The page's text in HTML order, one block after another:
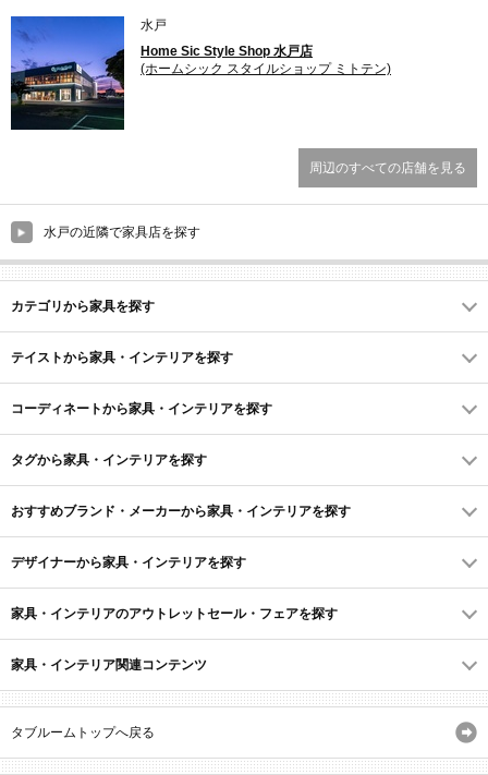
水戸
Home Sic Style Shop 水戸店
(ホームシック スタイルショップ ミトテン)
周辺のすべての店舗を見る
水戸の近隣で家具店を探す
カテゴリから家具を探す
テイストから家具・インテリアを探す
コーディネートから家具・インテリアを探す
タグから家具・インテリアを探す
おすすめブランド・メーカーから家具・インテリアを探す
デザイナーから家具・インテリアを探す
家具・インテリアのアウトレットセール・フェアを探す
家具・インテリア関連コンテンツ
タブルームトップへ戻る